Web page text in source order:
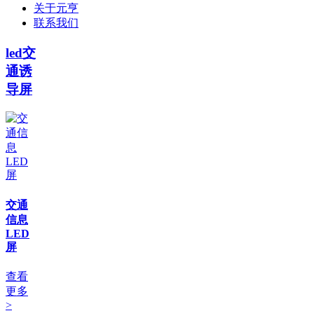
关于元亨
联系我们
led交
通诱
导屏
交通
信息
LED
屏
查看
更多
>